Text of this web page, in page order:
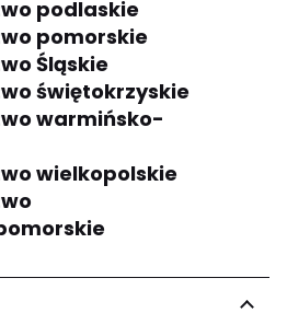
podlaskie
pomorskie
Śląskie
świętokrzyskie
warmińsko-
wielkopolskie